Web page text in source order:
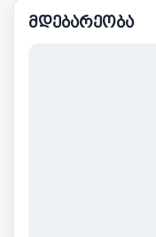
მდებარეობა